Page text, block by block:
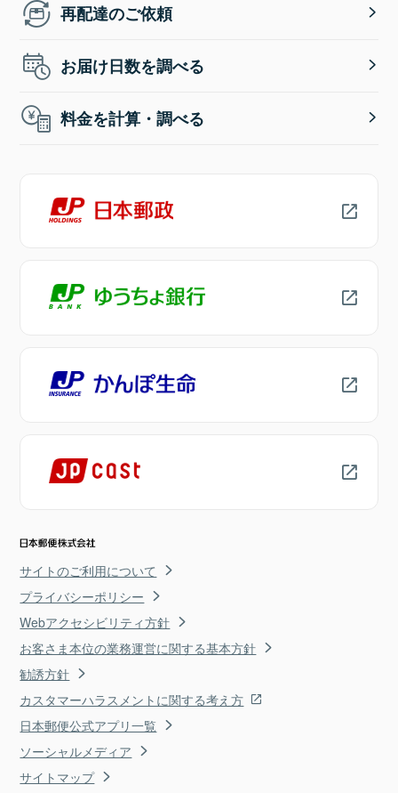
再配達のご依頼
お届け日数を調べる
料金を計算・調べる
サイトのご利用について
プライバシーポリシー
Webアクセシビリティ方針
お客さま本位の業務運営に関する基本方針
勧誘方針
カスタマーハラスメントに関する考え方
日本郵便公式アプリ一覧
ソーシャルメディア
サイトマップ